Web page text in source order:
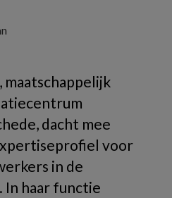
maatschappelijk
dacht mee
voor
in de
In haar functie